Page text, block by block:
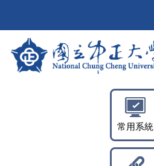
要
常用系統